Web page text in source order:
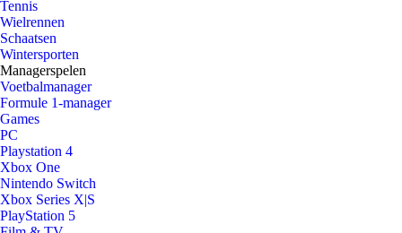
Tennis
Wielrennen
Schaatsen
Wintersporten
Managerspelen
Voetbalmanager
Formule 1-manager
Games
PC
Playstation 4
Xbox One
Nintendo Switch
Xbox Series X|S
PlayStation 5